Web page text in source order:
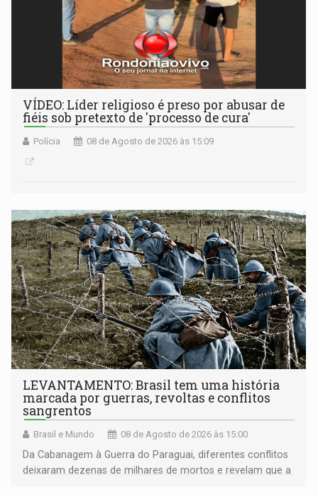
VÍDEO: Líder religioso é preso por abusar de
fiéis sob pretexto de 'processo de cura'
Polícia 08 de Agosto de 2026 às 15:09
LEVANTAMENTO: Brasil tem uma história
marcada por guerras, revoltas e conflitos
sangrentos
Brasil e Mundo 08 de Agosto de 2026 às 15:00
Da Cabanagem à Guerra do Paraguai, diferentes conflitos
deixaram dezenas de milhares de mortos e revelam que a